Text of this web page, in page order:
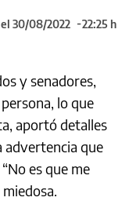
30/08/2022
22:25 h
y senadores,
lo que
aportó detalles
advertencia que
es que me